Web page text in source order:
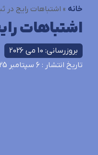
خانه » اشتباهات رایج در
اشتباهات
بروزرسانی: 10 می 2026
تاریخ انتشار : 6 سپتامبر 2025